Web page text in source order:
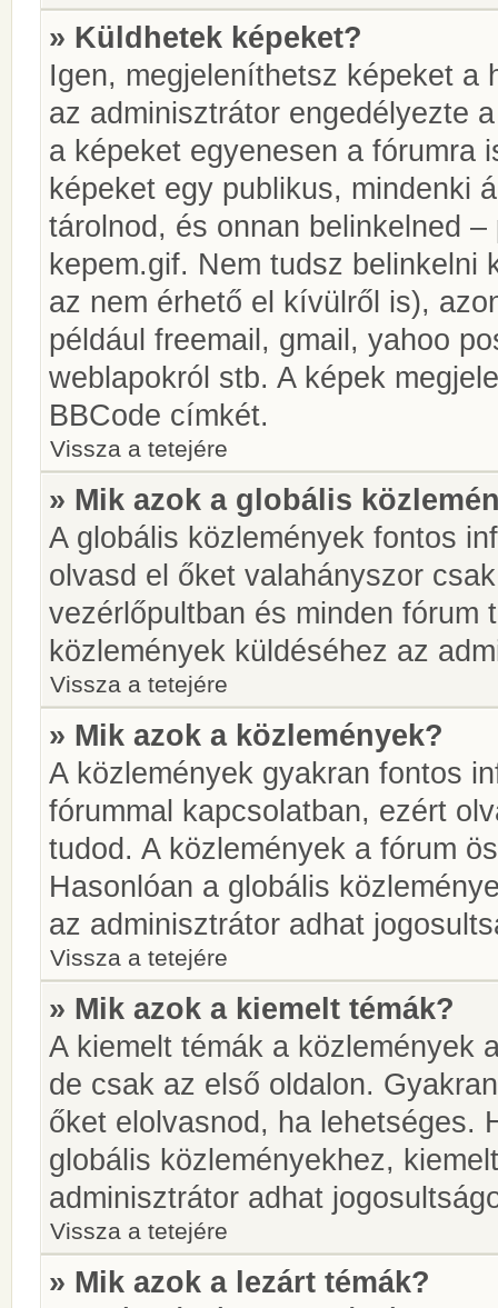
» Küldhetek képeket?
Igen, megjeleníthetsz képeket a
az adminisztrátor engedélyezte
a képeket egyenesen a fórumra
képeket egy publikus, mindenki
tárolnod, és onnan belinkelned
kepem.gif. Nem tudsz belinkelni
az nem érhető el kívülről is),
például freemail, gmail, yahoo
weblapokról stb. A képek
BBCode címkét.
Vissza a tetejére
» Mik azok a globális
A globális közlemények fontos
olvasd el őket valahányszor
vezérlőpultban és minden fórum
közlemények küldéséhez az
Vissza a tetejére
» Mik azok a közlemények?
A közlemények gyakran fontos
fórummal kapcsolatban, ezért
tudod. A közlemények a fórum
Hasonlóan a globális
az adminisztrátor adhat
Vissza a tetejére
» Mik azok a kiemelt témák?
A kiemelt témák a közlemények
de csak az első oldalon.
őket elolvasnod, ha lehetséges.
globális közleményekhez,
adminisztrátor adhat
Vissza a tetejére
» Mik azok a lezárt témák?